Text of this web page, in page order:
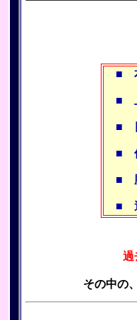
■
■
■
■
■
■
過
その中の